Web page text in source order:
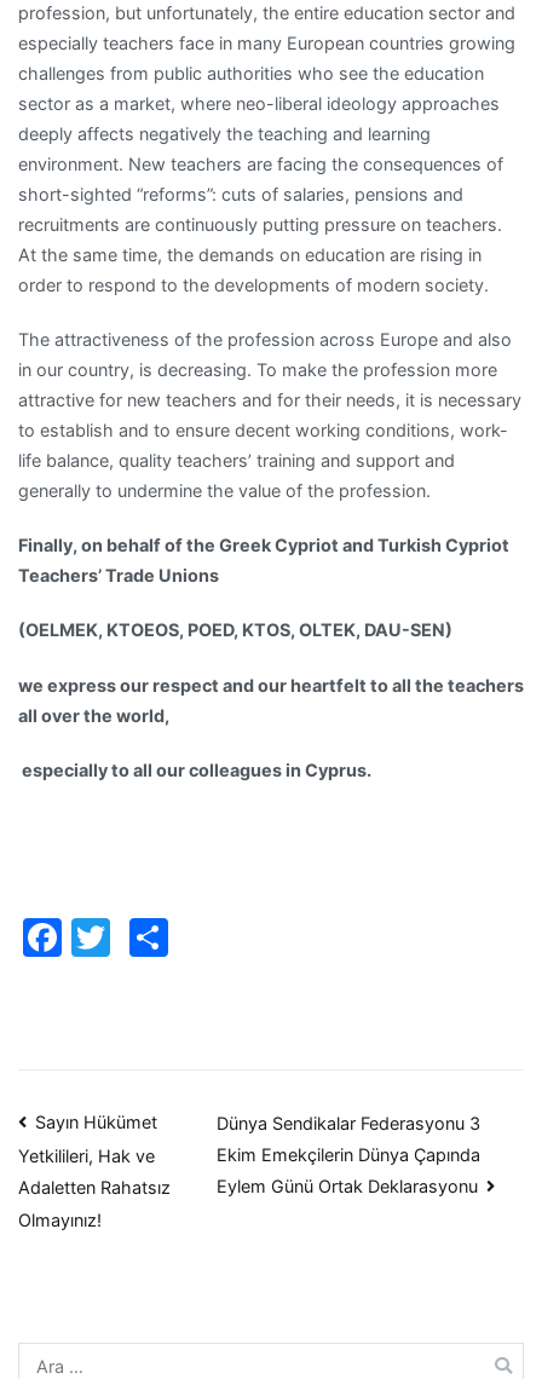
profession, but unfortunately, the entire education sector and
especially teachers face in many European countries growing
challenges from public authorities who see the education
sector as a market, where neo-liberal ideology approaches
deeply affects negatively the teaching and learning
environment. New teachers are facing the consequences of
short-sighted “reforms”: cuts of salaries, pensions and
recruitments are continuously putting pressure on teachers.
At the same time, the demands on education are rising in
order to respond to the developments of modern society.
The attractiveness of the profession across Europe and also
in our country, is decreasing. To make the profession more
attractive for new teachers and for their needs, it is necessary
to establish and to ensure decent working conditions, work-
life balance, quality teachers’ training and support and
generally to undermine the value of the profession.
Finally, on behalf of the Greek Cypriot and Turkish Cypriot
Teachers’ Trade Unions
(OELMEK, KTOEOS, POED, KTOS, OLTEK, DAU-SEN)
we express our respect and our heartfelt to all the teachers
all over the world,
especially to all our colleagues in Cyprus.
Facebook
Twitter
Yazı
dolaşımı
Sayın Hükümet
Yetkilileri, Hak ve
Adaletten Rahatsız
Olmayınız!
Dünya Sendikalar Federasyonu 3
Ekim Emekçilerin Dünya Çapında
Eylem Günü Ortak Deklarasyonu
Arama: